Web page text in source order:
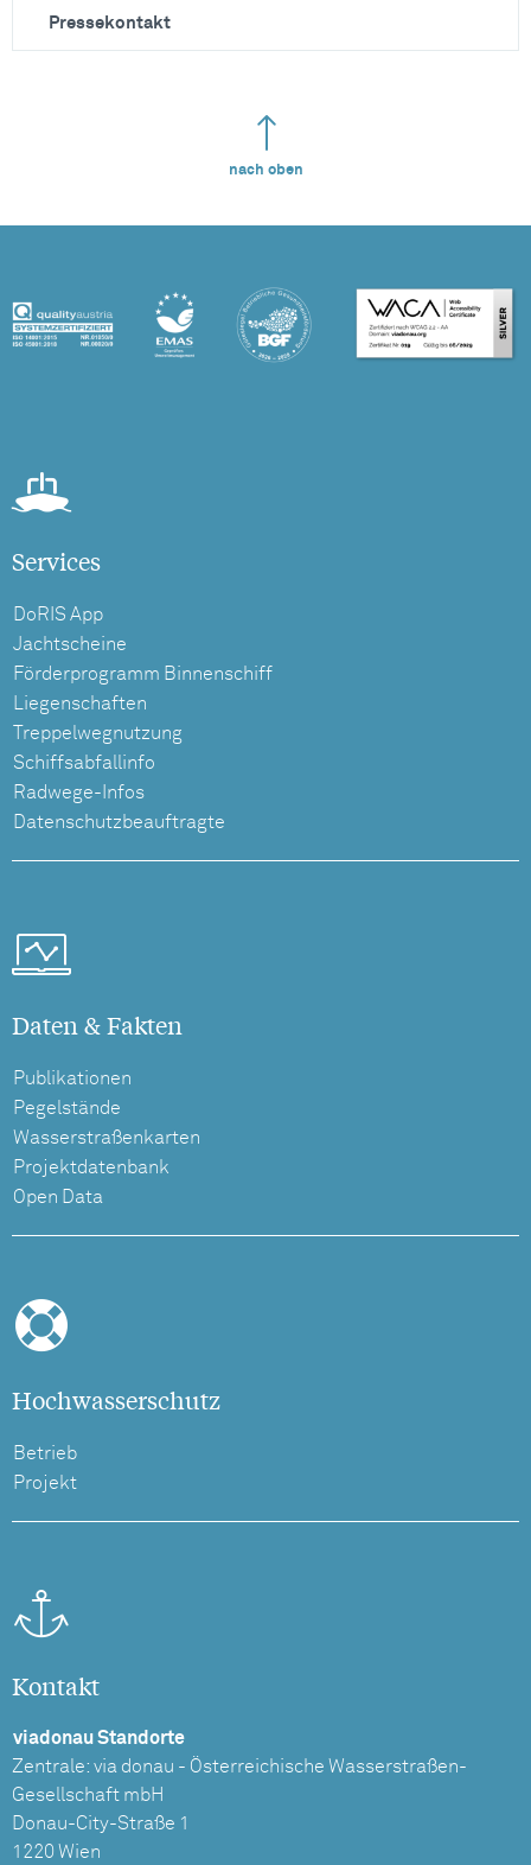
Pressekontakt
nach oben
Services
DoRIS App
Jachtscheine
Förderprogramm Binnenschiff
Liegenschaften
Treppelwegnutzung
Schiffsabfallinfo
Radwege-Infos
Datenschutzbeauftragte
Daten & Fakten
Publikationen
Pegelstände
Wasserstraßenkarten
Projektdatenbank
Open Data
Hochwasserschutz
Betrieb
Projekt
Kontakt
viadonau Standorte
Zentrale: via donau - Österreichische Wasserstraßen-
Gesellschaft mbH
Donau-City-Straße 1
1220 Wien